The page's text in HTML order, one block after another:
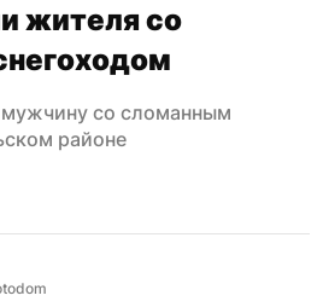
жителя со
со сломанным
районе